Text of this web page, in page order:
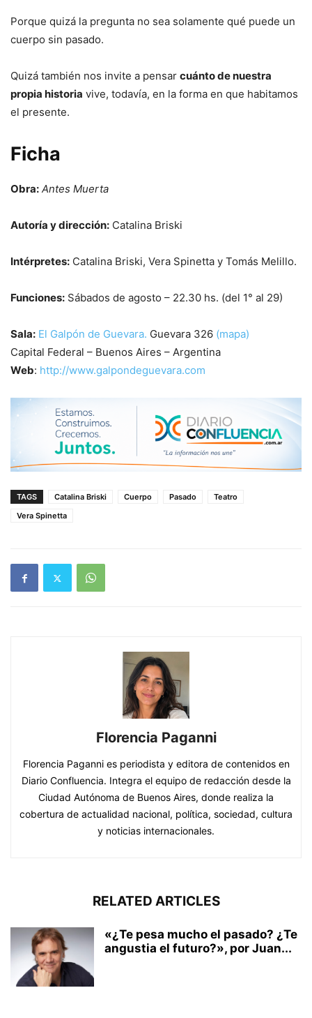
Porque quizá la pregunta no sea solamente qué puede un
cuerpo sin pasado.
Quizá también nos invite a pensar cuánto de nuestra
propia historia vive, todavía, en la forma en que habitamos
el presente.
Ficha
Obra: Antes Muerta
Autoría y dirección: Catalina Briski
Intérpretes: Catalina Briski, Vera Spinetta y Tomás Melillo.
Funciones: Sábados de agosto – 22.30 hs. (del 1° al 29)
Sala: El Galpón de Guevara. Guevara 326 (mapa)
Capital Federal – Buenos Aires – Argentina
Web: http://www.galpondeguevara.com
TAGS Catalina Briski Cuerpo Pasado
Teatro
Vera Spinetta
Florencia Paganni
Florencia Paganni es periodista y editora de contenidos en
Diario Confluencia. Integra el equipo de redacción desde la
Ciudad Autónoma de Buenos Aires, donde realiza la
cobertura de actualidad nacional, política, sociedad, cultura
y noticias internacionales.
RELATED ARTICLES
«¿Te pesa mucho el pasado? ¿Te
angustia el futuro?», por Juan...